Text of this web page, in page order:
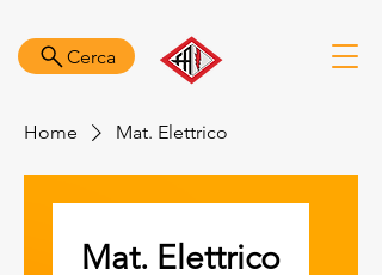
Cerca
Home Mat. Elettrico
Mat. Elettrico